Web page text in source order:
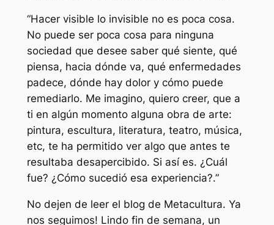
“Hacer visible lo invisible no es poca cosa.
No puede ser poca cosa para ninguna
sociedad que desee saber qué siente, qué
piensa, hacia dónde va, qué enfermedades
padece, dónde hay dolor y cómo puede
remediarlo. Me imagino, quiero creer, que a
ti en algún momento alguna obra de arte:
pintura, escultura, literatura, teatro, música,
etc, te ha permitido ver algo que antes te
resultaba desapercibido. Si así es. ¿Cuál
fue? ¿Cómo sucedió esa experiencia?.”
No dejen de leer el blog de Metacultura. Ya
nos seguimos! Lindo fin de semana, un